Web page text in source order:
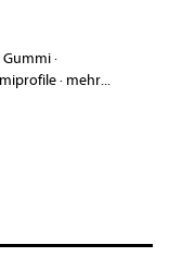
·
· mehr...